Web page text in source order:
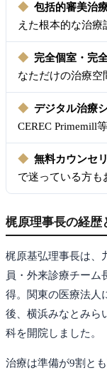
◆ 包括的審美治
えた根本的な治療
◆ 完全個室・完
なただけの治療空
◆ デジタル治療
CEREC Primemill
◆ 無料カウンセ
で迷っている方も
梶原理事長の経歴
梶原基弘理事長は、
員・外来診療チーム
得。関東の医療法人
後、横浜みなとみら
科を開院しました。
治療は準備が9割と